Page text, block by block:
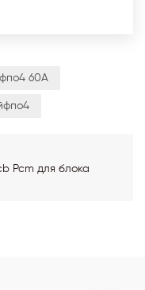
60А
Pcm для блока